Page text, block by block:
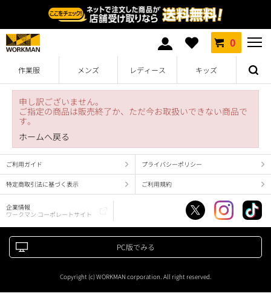
0
作業服 メンズ レディース キッズ
申し訳ございません。
ご指定の商品は販売終了か、ただ今お取扱いできない商品で
す。
ホームへ戻る
ご利用ガイド プライバシーポリシー
特定商取引法に基づく表示 ご利用規約
企業情報
ワークマン コーポレートサイト
PC版でみる
Copyright (c) WORKMAN corporation. All right reserved.